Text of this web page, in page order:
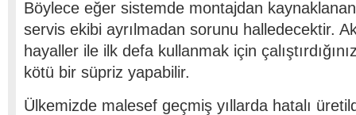
Böylece eğer sistemde montajdan
servis ekibi ayrılmadan sorunu halledecektir.
hayaller ile ilk defa kullanmak için
kötü bir süpriz yapabilir.
Ülkemizde malesef geçmiş yıllarda hatalı